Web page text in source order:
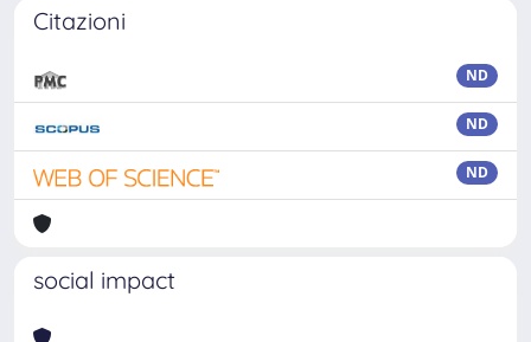
Citazioni
ND
ND
ND
social impact